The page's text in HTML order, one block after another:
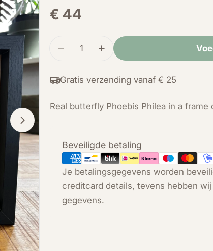
Normale
€ 44
Hoeveelheid
Verminder de hoeveelheid voor
Verhoog de hoeveelheid
Gratis verzending vanaf € 25
Real butterfly Phoebis Philea in a
Beveiligde betaling
Betaalmethoden
Je betalingsgegevens worden
creditcard details, tevens hebben
gegevens.